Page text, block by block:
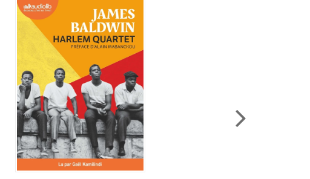
NOUVEAUTÉ